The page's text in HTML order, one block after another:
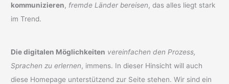
kommunizieren, fremde Länder bereisen, das alles liegt stark
im Trend.
Die digitalen Möglichkeiten vereinfachen den Prozess,
Sprachen zu erlernen, immens. In dieser Hinsicht will auch
diese Homepage unterstützend zur Seite stehen. Wir sind ein